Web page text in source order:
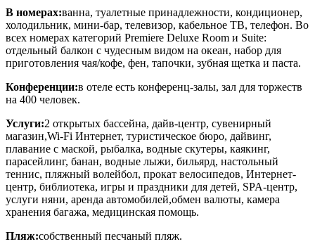
В номерах:ванна, туалетные принадлежности, кондиционер,
холодильник, мини-бар, телевизор, кабельное ТВ, телефон. Во
всех номерах категорий Premiere Deluxe Room и Suite:
отдельный балкон с чудесным видом на океан, набор для
приготовления чая/кофе, фен, тапочки, зубная щетка и паста.
Конференции:в отеле есть конференц-залы, зал для торжеств
на 400 человек.
Услуги:2 открытых бассейна, дайв-центр, сувенирный
магазин,Wi-Fi Интернет, туристическое бюро, дайвинг,
плавание с маской, рыбалка, водные скутеры, каякинг,
парасейлинг, банан, водные лыжи, бильярд, настольный
теннис, пляжный волейбол, прокат велосипедов, Интернет-
центр, библиотека, игры и праздники для детей, SPA-центр,
услуги няни, аренда автомобилей,обмен валюты, камера
хранения багажа, медицинская помощь.
Пляж:собственный песчаный пляж.